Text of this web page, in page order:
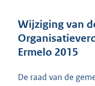
Wijziging van
Ermelo 2015
De raad van de